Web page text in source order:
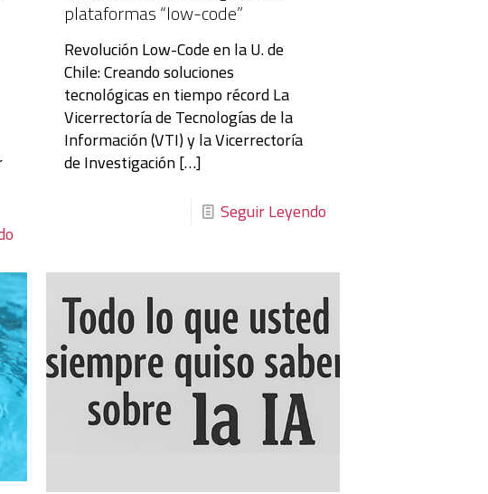
plataformas “low-code”
Revolución Low-Code en la U. de
Chile: Creando soluciones
tecnológicas en tiempo récord La
Vicerrectoría de Tecnologías de la
Información (VTI) y la Vicerrectoría
de Investigación[…]
Seguir Leyendo